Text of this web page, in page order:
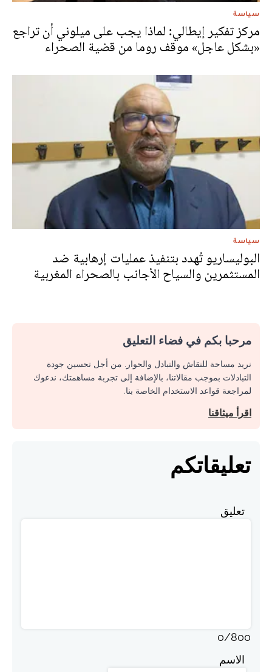
سياسة
مركز تفكير إيطالي: لماذا يجب على ميلوني أن تراجع
«بشكل عاجل» موقف روما من قضية الصحراء
سياسة
البوليساريو تُهدد بتنفيذ عمليات إرهابية ضد
المستثمرين والسياح الأجانب بالصحراء المغربية
مرحبا بكم في فضاء التعليق
نريد مساحة للنقاش والتبادل والحوار. من أجل تحسين جودة
التبادلات بموجب مقالاتنا، بالإضافة إلى تجربة مساهمتك، ندعوك
لمراجعة قواعد الاستخدام الخاصة بنا.
اقرأ ميثاقنا
تعليقاتكم
تعليق
0/800
الاسم